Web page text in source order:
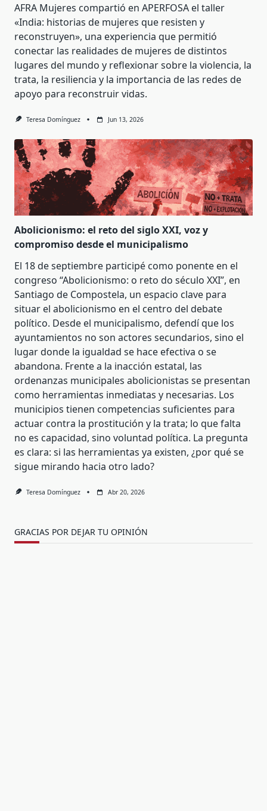
AFRA Mujeres compartió en APERFOSA el taller
«India: historias de mujeres que resisten y
reconstruyen», una experiencia que permitió
conectar las realidades de mujeres de distintos
lugares del mundo y reflexionar sobre la violencia, la
trata, la resiliencia y la importancia de las redes de
apoyo para reconstruir vidas.
Teresa Domínguez Jun 13, 2026
Abolicionismo: el reto del siglo XXI, voz y
compromiso desde el municipalismo
El 18 de septiembre participé como ponente en el
congreso “Abolicionismo: o reto do século XXI”, en
Santiago de Compostela, un espacio clave para
situar el abolicionismo en el centro del debate
político. Desde el municipalismo, defendí que los
ayuntamientos no son actores secundarios, sino el
lugar donde la igualdad se hace efectiva o se
abandona. Frente a la inacción estatal, las
ordenanzas municipales abolicionistas se presentan
como herramientas inmediatas y necesarias. Los
municipios tienen competencias suficientes para
actuar contra la prostitución y la trata; lo que falta
no es capacidad, sino voluntad política. La pregunta
es clara: si las herramientas ya existen, ¿por qué se
sigue mirando hacia otro lado?
Teresa Domínguez Abr 20, 2026
GRACIAS POR DEJAR TU OPINIÓN